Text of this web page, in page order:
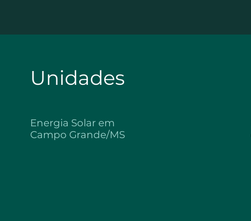
Unidades
Energia Solar em
Campo Grande/MS